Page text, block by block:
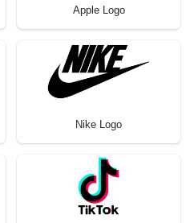
Apple Logo
Nike Logo